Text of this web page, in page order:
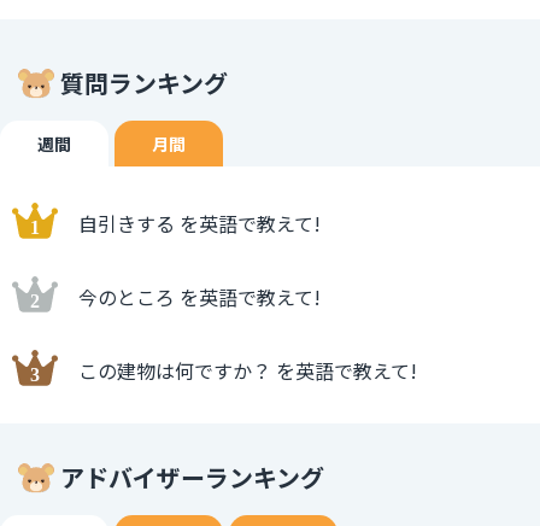
質問ランキング
週間 月間
自引きする を英語で教えて!
今のところ を英語で教えて!
この建物は何ですか？ を英語で教えて!
アドバイザーランキング